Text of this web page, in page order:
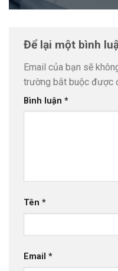
Để lại một bình
Email của bạn sẽ
trường bắt buộc được
Bình luận *
Tên *
Email *